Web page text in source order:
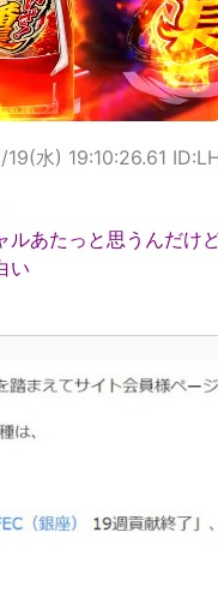
19(水) 19:10:26.61
あたっと思うんだけ
い